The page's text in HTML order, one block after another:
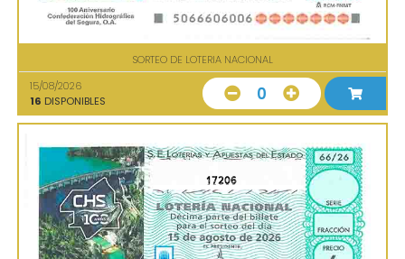
SORTEO DE LOTERIA NACIONAL
15/08/2026
16 DISPONIBLES 0
17206